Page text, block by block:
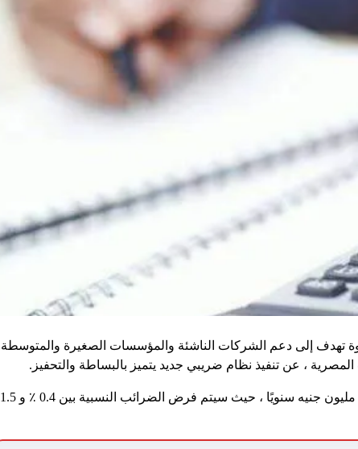
تهدف إلى دعم الشركات الناشئة والمؤسسات الصغيرة والمتوسطة
، عن تنفيذ نظام ضريبي جديد يتميز بالبساطة والتحفيز.
يستهدف هذا النظام المشاريع التي لا تتجاوز إيراداتها 20 مليون جنيه سنويًا ، حيث سيتم فرض الضرائب النسبية بين 0.4 ٪ و 1.5